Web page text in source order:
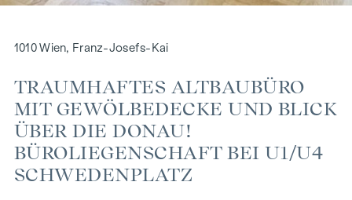
1010 Wien, Franz-Josefs-Kai
TRAUMHAFTES ALTBAUBÜRO
MIT GEWÖLBEDECKE UND BLICK
ÜBER DIE DONAU!
BÜROLIEGENSCHAFT BEI U1/U4
SCHWEDENPLATZ